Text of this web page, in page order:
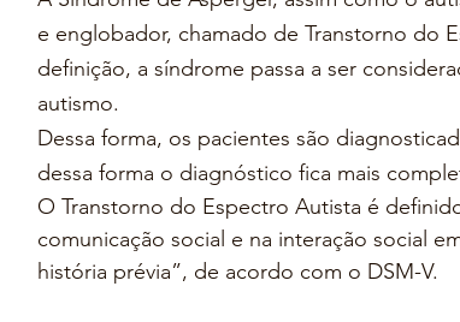
e englobador, chamado de Transtorno do
definição, a síndrome passa a ser
autismo.
Dessa forma, os pacientes são
dessa forma o diagnóstico fica mais
O Transtorno do Espectro Autista é
comunicação social e na interação social
história prévia”, de acordo com o DSM-V.